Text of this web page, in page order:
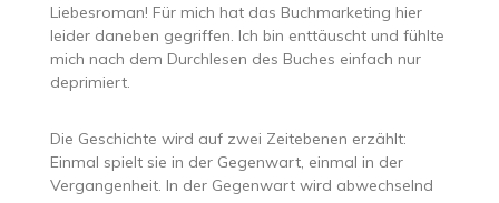
Liebesroman! Für mich hat das Buchmarketing hier
leider daneben gegriffen. Ich bin enttäuscht und fühlte
mich nach dem Durchlesen des Buches einfach nur
deprimiert.
Die Geschichte wird auf zwei Zeitebenen erzählt:
Einmal spielt sie in der Gegenwart, einmal in der
Vergangenheit. In der Gegenwart wird abwechselnd